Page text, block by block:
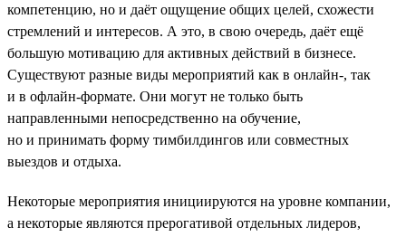
компетенцию, но и даёт ощущение общих целей, схожести
стремлений и интересов. А это, в свою очередь, даёт ещё
большую мотивацию для активных действий в бизнесе.
Существуют разные виды мероприятий как в онлайн-, так
и в офлайн-формате. Они могут не только быть
направленными непосредственно на обучение,
но и принимать форму тимбилдингов или совместных
выездов и отдыха.
Некоторые мероприятия инициируются на уровне компании,
а некоторые являются прерогативой отдельных лидеров,